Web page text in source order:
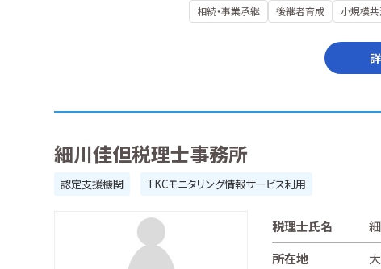
相続・事業承継
後継者育成 小規模
細川佳但税理士事務所
認定支援機関 TKCモニタリング情報サービス利用
税理士氏名
所在地